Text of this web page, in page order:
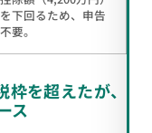
を下回るため、申告
不要。
を超えたが、
ス